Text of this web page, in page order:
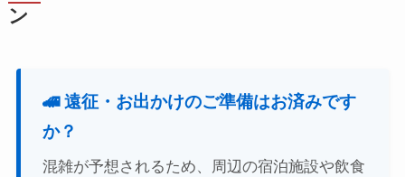
ン
🚄 遠征・お出かけのご準備はお済みです
か？
混雑が予想されるため、周辺の宿泊施設や飲食